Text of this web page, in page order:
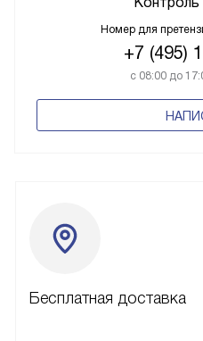
Номер для
+7 (495)
с 08:00 до
Бесплатная доставка